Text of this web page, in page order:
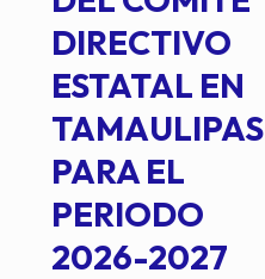
DIRECTIVO
ESTATAL EN
TAMAULIPAS
PARA EL
PERIODO
2026-2027